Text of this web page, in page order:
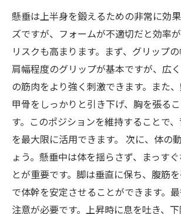
懸垂は上半身を鍛えるための非常に効
ズですが、フォームが不適切だと効率
リスクも高まります。まず、グリップの
肩幅程度のグリップが基本ですが、広
の筋肉をより強く刺激できます。また
甲骨をしっかりと引き下げ、胸を張る
す。このポジションを維持することで
を最大限に活用できます。 次に、体の
ょう。懸垂中は体を揺らさず、まっす
とが重要です。脚は垂直に保ち、腹筋
で体幹を安定させることができます。
注意が必要です。上昇時に息を吐き、